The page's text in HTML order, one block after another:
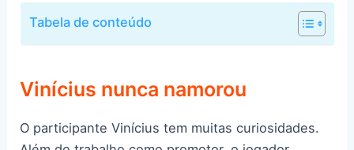
Tabela de conteúdo
Vinícius nunca namorou
O participante Vinícius tem muitas curiosidades.